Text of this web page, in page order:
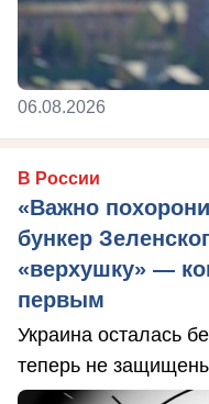
06.08.2026
В России
«Важно
бункер
«верхушку» —
первым
Украина осталась
теперь не